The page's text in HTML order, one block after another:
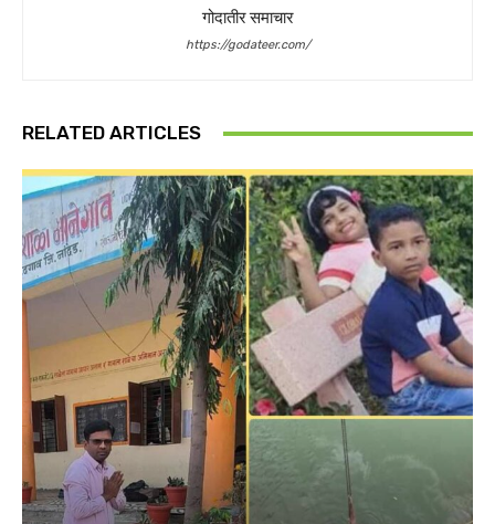
गोदातीर समाचार
https://godateer.com/
RELATED ARTICLES